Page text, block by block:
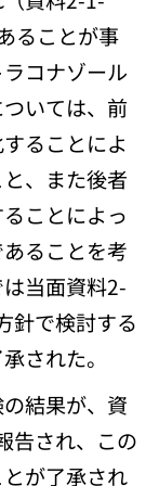
ることが事
コナゾール
いては、前
ることによ
、また後者
ことによっ
ることを考
当面資料2-
針で検討する
された。
結果が、資
告され、この
が了承され